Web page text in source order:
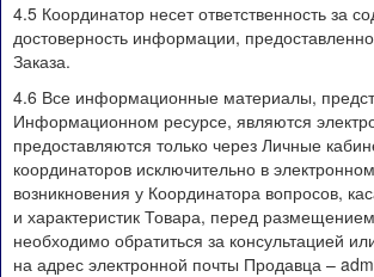
4.5 Координатор несет ответственность за
достоверность информации,
Заказа.
4.6 Все информационные материалы,
Информационном ресурсе, являются
предоставляются только через Личные
координаторов исключительно в
возникновения у Координатора вопросов,
и характеристик Товара, перед
необходимо обратиться за консультацией
на адрес электронной почты Продавца –